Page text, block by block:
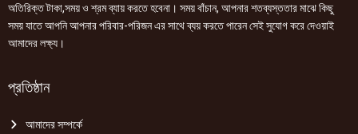
অতিরিক্ত টাকা,সময় ও শ্রম ব্যায় করতে হবেনা। সময় বাঁচান, আপনার শতব্যস্ততার মাঝে কিছু
সময় যাতে আপনি আপনার পরিবার-পরিজন এর সাথে ব্যয় করতে পারেন সেই সুযোগ করে দেওয়াই
আমাদের লক্ষ্য।
প্রতিষ্ঠান
আমাদের সম্পর্কে